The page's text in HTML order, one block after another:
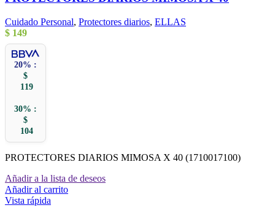
Cuidado Personal, Protectores diarios, ELLAS
$ 149
20% :
$
119
30% :
$
104
PROTECTORES DIARIOS MIMOSA X 40 (1710017100)
Añadir a la lista de deseos
Añadir al carrito
Vista rápida